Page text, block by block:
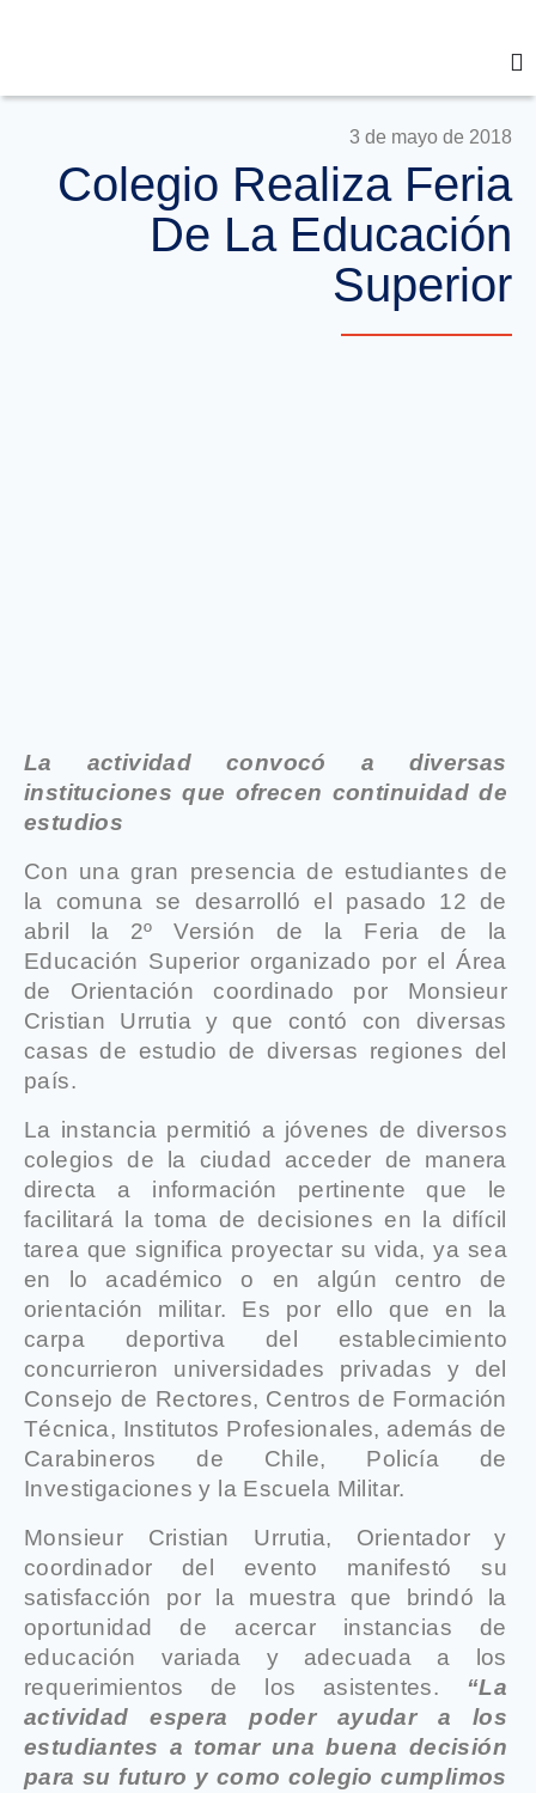
3 de mayo de 2018
Colegio Realiza Feria
De La Educación
Superior
La actividad convocó a diversas
instituciones que ofrecen continuidad de
estudios
Con una gran presencia de estudiantes de
la comuna se desarrolló el pasado 12 de
abril la 2º Versión de la Feria de la
Educación Superior organizado por el Área
de Orientación coordinado por Monsieur
Cristian Urrutia y que contó con diversas
casas de estudio de diversas regiones del
país.
La instancia permitió a jóvenes de diversos
colegios de la ciudad acceder de manera
directa a información pertinente que le
facilitará la toma de decisiones en la difícil
tarea que significa proyectar su vida, ya sea
en lo académico o en algún centro de
orientación militar. Es por ello que en la
carpa deportiva del establecimiento
concurrieron universidades privadas y del
Consejo de Rectores, Centros de Formación
Técnica, Institutos Profesionales, además de
Carabineros de Chile, Policía de
Investigaciones y la Escuela Militar.
Monsieur Cristian Urrutia, Orientador y
coordinador del evento manifestó su
satisfacción por la muestra que brindó la
oportunidad de acercar instancias de
educación variada y adecuada a los
requerimientos de los asistentes.
“La
actividad espera poder ayudar a los
estudiantes a tomar una buena decisión
para su futuro y como colegio cumplimos